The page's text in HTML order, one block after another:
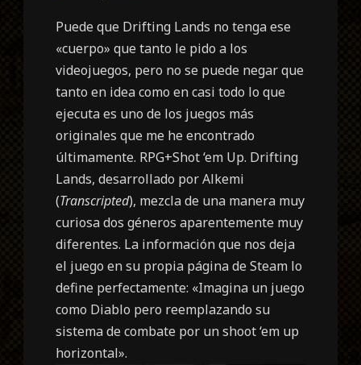
Puede que Drifting Lands no tenga ese
«cuerpo» que tanto le pido a los
videojuegos, pero no se puede negar que
tanto en idea como en casi todo lo que
ejecuta es uno de los juegos más
originales que me he encontrado
últimamente. RPG+Shot ‘em Up. Drifting
Lands, desarrollado por Alkemi
(Transcripted), mezcla de una manera muy
curiosa dos géneros aparentemente muy
diferentes. La información que nos deja
el juego en su propia página de Steam lo
define perfectamente: «Imagina un juego
como Diablo pero reemplazando su
sistema de combate por un shoot ‘em up
horizontal».